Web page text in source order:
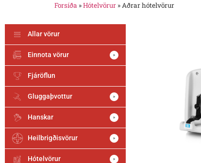
Forsíða »Hótelvörur »Aðrar hótelvörur
Allar vörur
Einnota vörur
Fjáröflun
Gluggaþvottur
Hanskar
Heilbrigðisvörur
Hótelvörur